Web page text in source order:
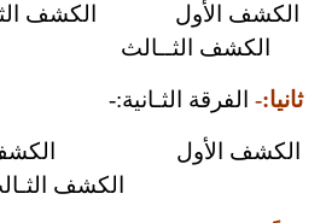
الكشف الأول
الكشف
الكشف الثــالث
ثانيا:- الفرقة الثـانية:-
الكشف الأول
الكشف